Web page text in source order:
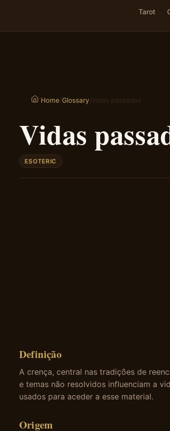
Tarot
Home/Glossary/Vidas passadas
Vidas
ESOTERIC
Definição
A crença, central nas tradições de
e temas não resolvidos influenciam a
usados para aceder a esse material.
Origem